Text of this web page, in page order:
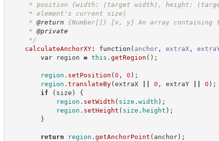
* position {width: (target width), height:
* element's current size)
* @return {Number[]}
[x, y] An array containing
* @private
*/
calculateAnchorXY: function ( anchor, extraX,
var region = this . getRegion ( ) ;
region . setPosition (0 , 0 ) ;
region . translateBy(extraX 0 , extraY 0 ) ;
if
( size )
{
region . setWidth ( size . width ) ;
region . setHeight ( size . height ) ;
}
return region . getAnchorPoint ( anchor) ;